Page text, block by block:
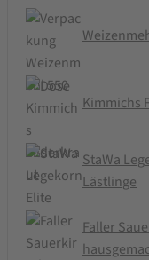
Kimmichs
StaWa
Lästlinge
Faller